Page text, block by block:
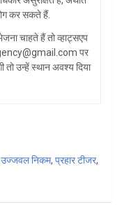
कर सकते हैं.
चाहते हैं तो व्हाट्सएप
पर
उन्हें स्थान अवश्य दिया
उज्जवल निकम, प्रहार टीजर,